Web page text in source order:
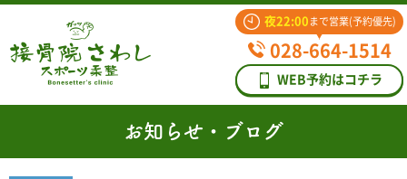
夜22:00 まで営業(予約優先)
028-664-1514
WEB予約はコチラ
お知らせ・ブログ